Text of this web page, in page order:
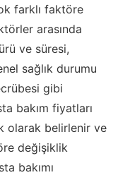
farklı faktöre
arasında
ve süresi,
sağlık durumu
gibi
bakım fiyatları
olarak belirlenir ve
değişiklik
bakımı